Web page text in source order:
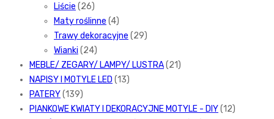
Liście (26)
Maty roślinne (4)
Trawy dekoracyjne (29)
Wianki (24)
MEBLE/ ZEGARY/ LAMPY/ LUSTRA(21)
NAPISY I MOTYLE LED (13)
PATERY(139)
PIANKOWE KWIATY I DEKORACYJNE MOTYLE - DIY(12)